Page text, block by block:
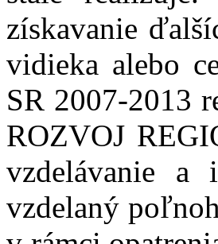
získavanie
vidieka alebo
SR 2007-2013
ROZVOJ
vzdelávanie a
vzdelaný